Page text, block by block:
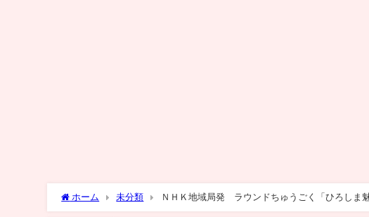
ホーム 未分類 ＮＨＫ地域局発 ラウンドちゅうごく「ひろしま